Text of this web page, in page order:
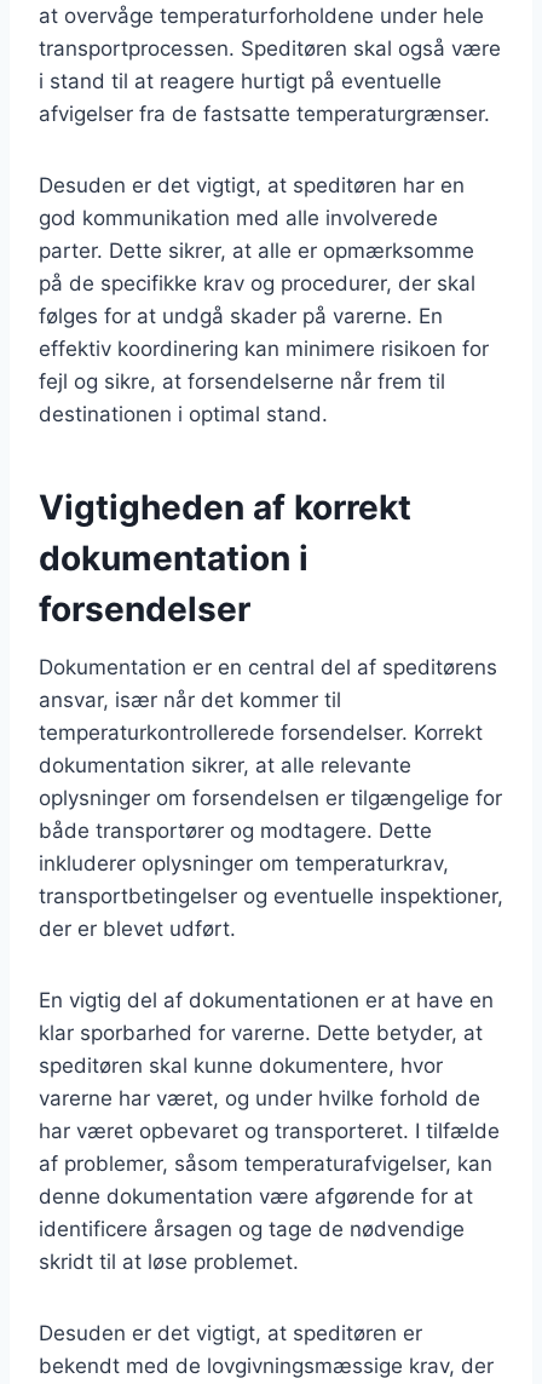
at overvåge temperaturforholdene under hele
transportprocessen. Speditøren skal også være
i stand til at reagere hurtigt på eventuelle
afvigelser fra de fastsatte temperaturgrænser.
Desuden er det vigtigt, at speditøren har en
god kommunikation med alle involverede
parter. Dette sikrer, at alle er opmærksomme
på de specifikke krav og procedurer, der skal
følges for at undgå skader på varerne. En
effektiv koordinering kan minimere risikoen for
fejl og sikre, at forsendelserne når frem til
destinationen i optimal stand.
Vigtigheden af korrekt
dokumentation i
forsendelser
Dokumentation er en central del af speditørens
ansvar, især når det kommer til
temperaturkontrollerede forsendelser. Korrekt
dokumentation sikrer, at alle relevante
oplysninger om forsendelsen er tilgængelige for
både transportører og modtagere. Dette
inkluderer oplysninger om temperaturkrav,
transportbetingelser og eventuelle inspektioner,
der er blevet udført.
En vigtig del af dokumentationen er at have en
klar sporbarhed for varerne. Dette betyder, at
speditøren skal kunne dokumentere, hvor
varerne har været, og under hvilke forhold de
har været opbevaret og transporteret. I tilfælde
af problemer, såsom temperaturafvigelser, kan
denne dokumentation være afgørende for at
identificere årsagen og tage de nødvendige
skridt til at løse problemet.
Desuden er det vigtigt, at speditøren er
bekendt med de lovgivningsmæssige krav, der